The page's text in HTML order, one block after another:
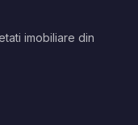
imobiliare din